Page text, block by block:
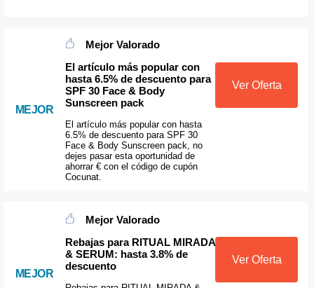
MEJOR
Mejor Valorado
El artículo más popular con
hasta 6.5% de descuento para
SPF 30 Face & Body
Sunscreen pack
El artículo más popular con hasta
6.5% de descuento para SPF 30
Face & Body Sunscreen pack, no
dejes pasar esta oportunidad de
ahorrar € con el código de cupón
Cocunat.
Ver Oferta
MEJOR
Mejor Valorado
Rebajas para RITUAL MIRADA
& SERUM: hasta 3.8% de
descuento
Ver Oferta